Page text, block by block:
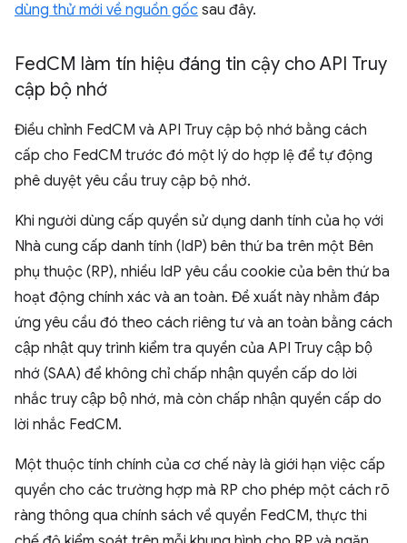
dùng thử mới về nguồn gốc sau đây.
FedCM làm tín hiệu đáng tin cậy cho API Truy
cập bộ nhớ
Điều chỉnh FedCM và API Truy cập bộ nhớ bằng cách
cấp cho FedCM trước đó một lý do hợp lệ để tự động
phê duyệt yêu cầu truy cập bộ nhớ.
Khi người dùng cấp quyền sử dụng danh tính của họ với
Nhà cung cấp danh tính (IdP) bên thứ ba trên một Bên
phụ thuộc (RP), nhiều IdP yêu cầu cookie của bên thứ ba
hoạt động chính xác và an toàn. Đề xuất này nhằm đáp
ứng yêu cầu đó theo cách riêng tư và an toàn bằng cách
cập nhật quy trình kiểm tra quyền của API Truy cập bộ
nhớ (SAA) để không chỉ chấp nhận quyền cấp do lời
nhắc truy cập bộ nhớ, mà còn chấp nhận quyền cấp do
lời nhắc FedCM.
Một thuộc tính chính của cơ chế này là giới hạn việc cấp
quyền cho các trường hợp mà RP cho phép một cách rõ
ràng thông qua chính sách về quyền FedCM, thực thi